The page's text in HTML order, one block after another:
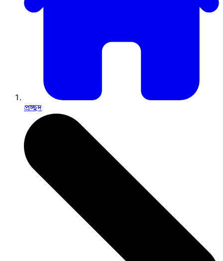
প্রচ্ছদ